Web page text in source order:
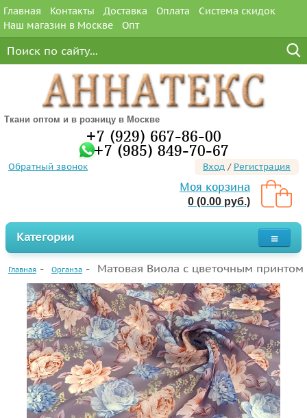
Главная Контакты Доставка Оплата
Система скидок
Наш магазин в Москве
Опт
Ткани оптом и в розницу в Москве
+7 (929) 667-86-00
+7 (985) 849-70-67
Обратный звонок Вход / Регистрация
Моя корзина
0 (0.00 руб.)
Категории
Главная Органза Матовая Виола с цветочным принтом